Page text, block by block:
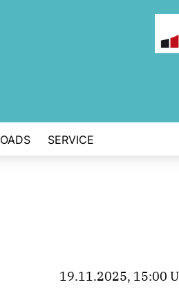
SERVICE
19.11.2025, 15:00